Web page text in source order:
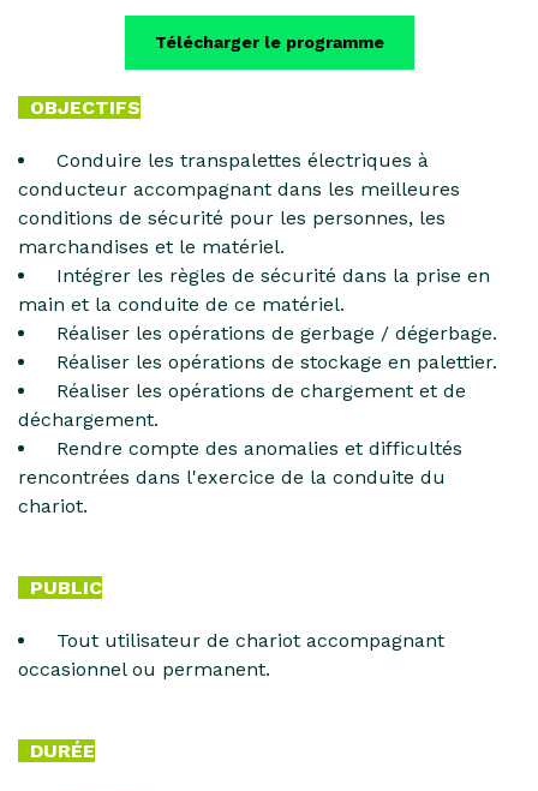
Télécharger le programme
OBJECTIFS
Conduire les transpalettes électriques à
conducteur accompagnant dans les meilleures
conditions de sécurité pour les personnes, les
marchandises et le matériel.
Intégrer les règles de sécurité dans la prise en
main et la conduite de ce matériel.
Réaliser les opérations de gerbage / dégerbage.
Réaliser les opérations de stockage en palettier.
Réaliser les opérations de chargement et de
déchargement.
Rendre compte des anomalies et difficultés
rencontrées dans l'exercice de la conduite du
chariot.
PUBLIC
Tout utilisateur de chariot accompagnant
occasionnel ou permanent.
DURÉE